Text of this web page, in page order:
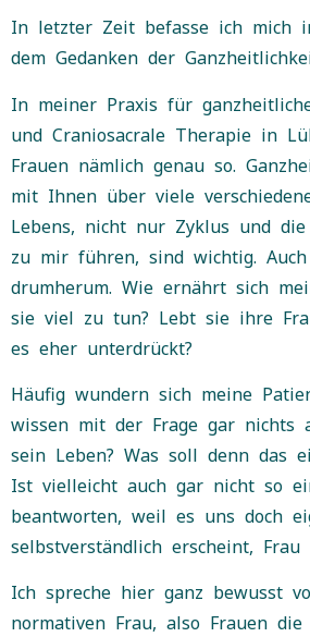
In letzter Zeit befasse ich mich
dem Gedanken der
In meiner Praxis für
und Craniosacrale Therapie in
Frauen nämlich genau so.
mit Ihnen über viele
Lebens, nicht nur Zyklus und
zu mir führen, sind wichtig.
drumherum. Wie ernährt sich
sie viel zu tun? Lebt sie ihre
es eher unterdrückt?
Häufig wundern sich meine
wissen mit der Frage gar nichts
sein Leben? Was soll denn das
Ist vielleicht auch gar nicht so
beantworten, weil es uns doch
selbstverständlich erscheint, Frau
Ich spreche hier ganz bewusst
normativen Frau, also Frauen